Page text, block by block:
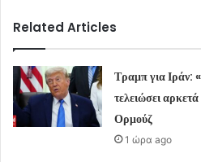
Related Articles
Τραμπ για Ιράν:
τελειώσει
Ορμούζ
1 ώρα ago